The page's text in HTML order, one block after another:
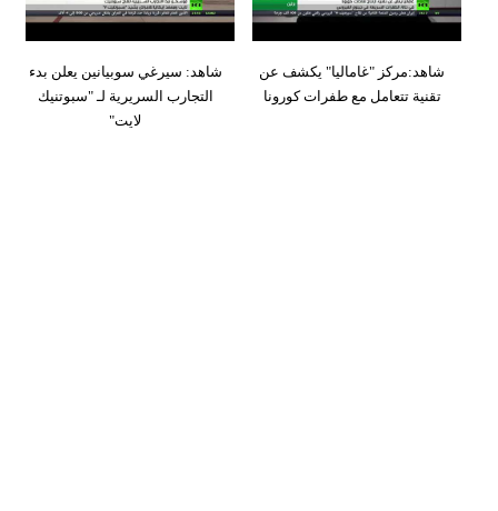
بيئة
مدوَّنات
شاهد: سيرغي سوبيانين يعلن بدء
التجارب السريرية لـ "سبوتنيك
لايت"
شاهد:مركز "غاماليا" يكشف عن
تقنية تتعامل مع طفرات كورونا